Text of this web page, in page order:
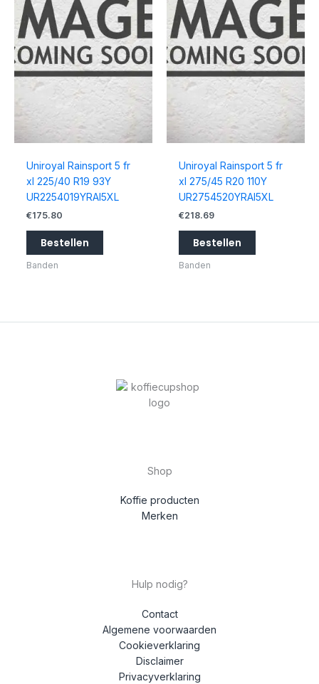
Uniroyal Rainsport 5 fr
xl 225/40 R19 93Y
UR2254019YRAI5XL
€175.80
Bestellen
Banden
Uniroyal Rainsport 5 fr
xl 275/45 R20 110Y
UR2754520YRAI5XL
€218.69
Bestellen
Banden
Shop
Koffie producten
Merken
Hulp nodig?
Contact
Algemene voorwaarden
Cookieverklaring
Disclaimer
Privacyverklaring